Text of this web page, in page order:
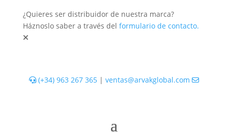
¿Quieres ser distribuidor de nuestra marca?
Háznoslo saber a través del formulario de contacto.
(+34) 963 267 365| ventas@arvakglobal.com